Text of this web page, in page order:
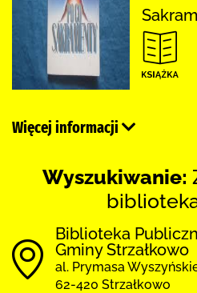
Więcej informacji
Wyszukiwanie:
Biblioteka
Gminy Strzałkowo
al. Prymasa
62-420 Strzałkowo